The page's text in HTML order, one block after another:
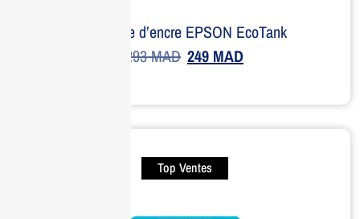
Bouteille d’encre EPSON EcoTank
293MAD 249 MAD
Top Ventes